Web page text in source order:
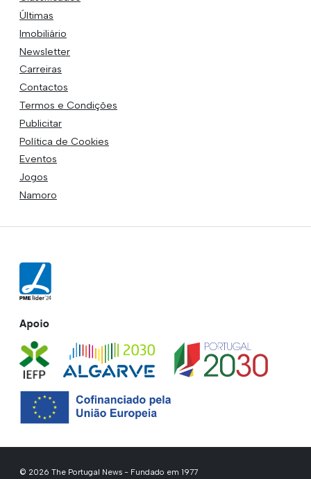
Últimas
Imobiliário
Newsletter
Carreiras
Contactos
Termos e Condições
Publicitar
Política de Cookies
Eventos
Jogos
Namoro
Apoio
© 2026 The Portugal News - Fundado em 1977